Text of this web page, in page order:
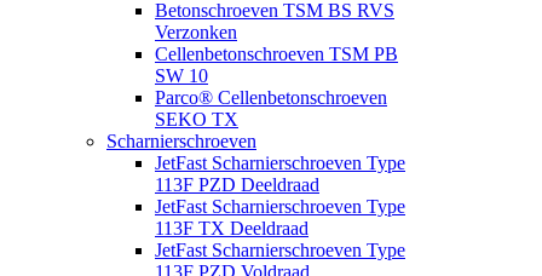
Betonschroeven TSM BS RVS
Verzonken
Cellenbetonschroeven TSM PB
SW 10
Parco® Cellenbetonschroeven
SEKO TX
Scharnierschroeven
JetFast Scharnierschroeven Type
113F PZD Deeldraad
JetFast Scharnierschroeven Type
113F TX Deeldraad
JetFast Scharnierschroeven Type